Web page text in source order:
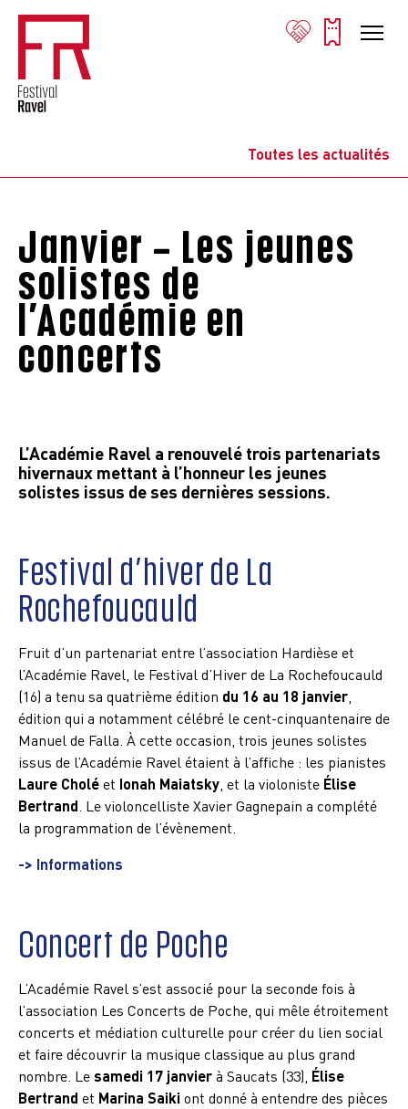
Toutes les actualités
Janvier – Les jeunes
solistes de
l’Académie en
concerts
L’Académie Ravel a renouvelé trois partenariats
hivernaux mettant à l’honneur les jeunes
solistes issus de ses dernières sessions.
Festival d’hiver de La
Rochefoucauld
Fruit d’un partenariat entre l’association Hardièse et
l’Académie Ravel, le Festival d’Hiver de La Rochefoucauld
(16) a tenu sa quatrième édition du 16 au 18 janvier,
édition qui a notamment célébré le cent-cinquantenaire de
Manuel de Falla. À cette occasion, trois jeunes solistes
issus de l’Académie Ravel étaient à l’affiche : les pianistes
Laure Choléet Ionah Maiatsky, et la violoniste Élise
Bertrand. Le violoncelliste Xavier Gagnepain a complété
la programmation de l’évènement.
-> Informations
Concert de Poche
L’Académie Ravel s’est associé pour la seconde fois à
l’association Les Concerts de Poche, qui mêle étroitement
concerts et médiation culturelle pour créer du lien social
et faire découvrir la musique classique au plus grand
nombre. Lesamedi 17 janvierà Saucats (33), Élise
Bertrand et Marina Saikiont donné à entendre des pièces